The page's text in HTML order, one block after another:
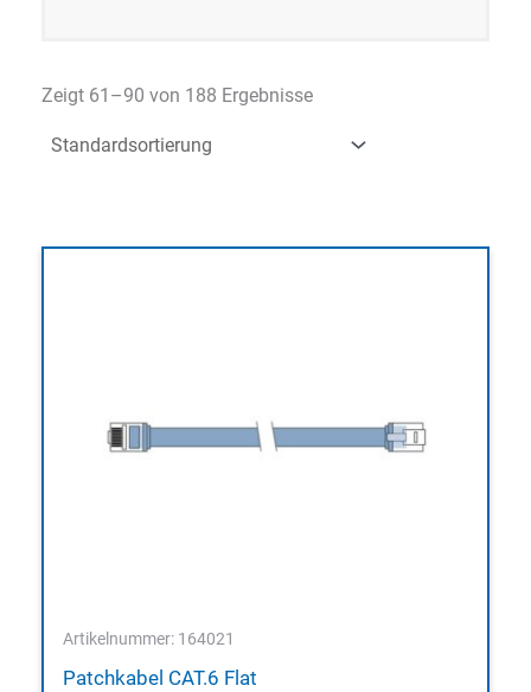
Zeigt 61–90 von 188 Ergebnisse
Artikelnummer: 164021
Patchkabel CAT.6 Flat